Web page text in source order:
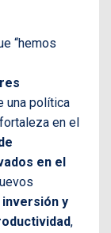
“hemos
una política
en el
en el
y
,